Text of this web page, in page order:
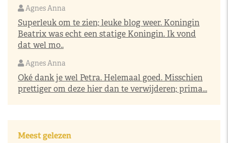
Agnes Anna
Superleuk om te zien; leuke blog weer. Koningin
Beatrix was echt een statige Koningin. Ik vond
dat wel mo..
Agnes Anna
Oké dank je wel Petra. Helemaal goed. Misschien
prettiger om deze hier dan te verwijderen; prima...
Meest gelezen